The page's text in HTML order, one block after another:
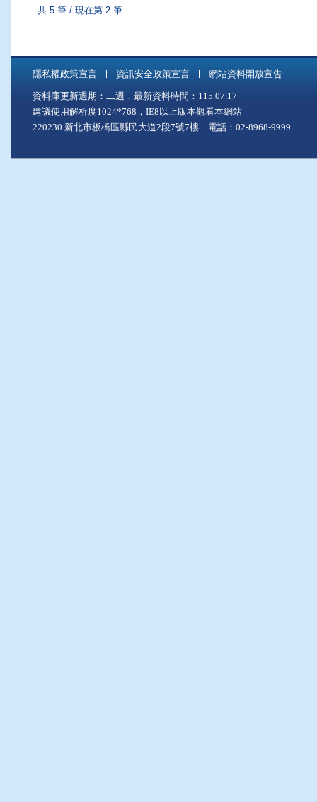
共 5 筆 / 現在第 2 筆
隱私權政策宣言 資訊安全政策宣言 網站資料開放宣告
資料庫更新週期：二週，最新資料時間：115.07.17
建議使用解析度1024*768，IE8以上版本觀看本網站
220230 新北市板橋區縣民大道2段7號7樓 電話：02-8968-9999